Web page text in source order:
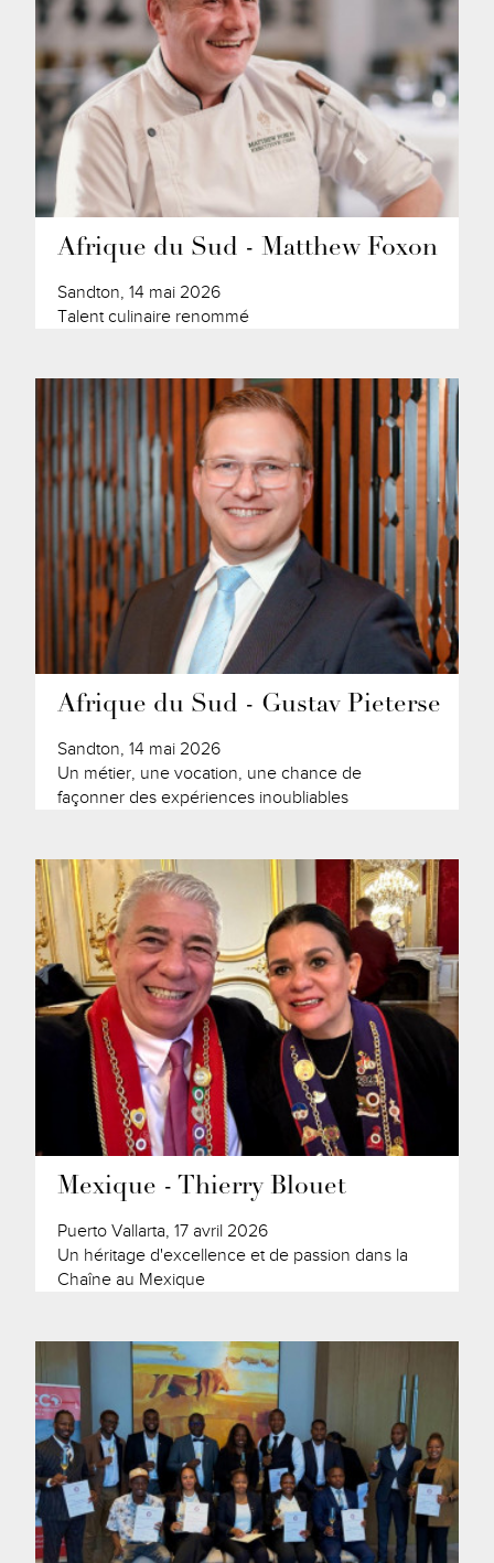
Afrique du Sud - Matthew Foxon
Sandton, 14 mai 2026
Talent culinaire renommé
Afrique du Sud - Gustav Pieterse
Sandton, 14 mai 2026
Un métier, une vocation, une chance de
façonner des expériences inoubliables
Mexique - Thierry Blouet
Puerto Vallarta, 17 avril 2026
Un héritage d'excellence et de passion dans la
Chaîne au Mexique